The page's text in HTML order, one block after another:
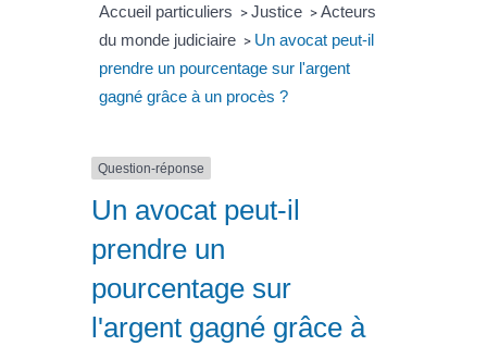
Accueil particuliers > Justice > Acteurs
du monde judiciaire > Un avocat peut-il
prendre un pourcentage sur l'argent
gagné grâce à un procès ?
Question-réponse
Un avocat peut-il
prendre un
pourcentage sur
l'argent gagné grâce à